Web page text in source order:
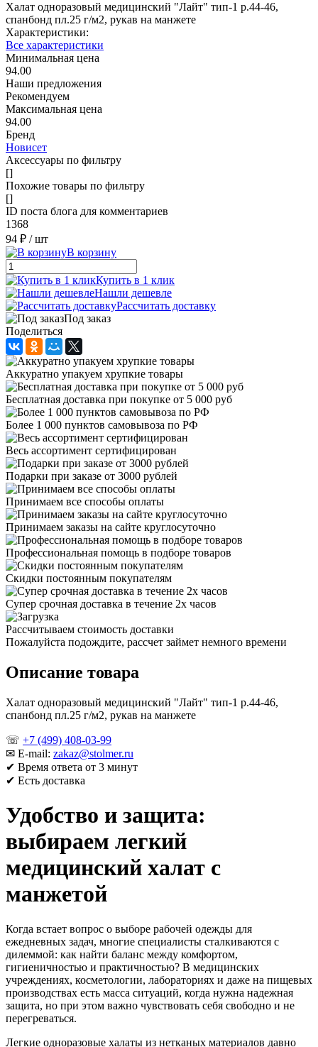
Халат одноразовый медицинский "Лайт" тип-1 р.44-46,
спанбонд пл.25 г/м2, рукав на манжете
Характеристики:
Все характеристики
Минимальная цена
94.00
Наши предложения
Рекомендуем
Максимальная цена
94.00
Бренд
Новисет
Аксессуары по фильтру
[]
Похожие товары по фильтру
[]
ID поста блога для комментариев
1368
94 ₽ / шт
В корзину
Купить в 1 клик
Нашли дешевле
Рассчитать доставку
Под заказ
Поделиться
Аккуратно упакуем хрупкие товары
Бесплатная доставка при покупке от 5 000 руб
Более 1 000 пунктов самовывоза по РФ
Весь ассортимент сертифицирован
Подарки при заказе от 3000 рублей
Принимаем все способы оплаты
Принимаем заказы на сайте круглосуточно
Профессиональная помощь в подборе товаров
Скидки постоянным покупателям
Супер срочная доставка в течение 2х часов
Рассчитываем стоимость доставки
Пожалуйста подождите, рассчет займет немного времени
Описание товара
Халат одноразовый медицинский "Лайт" тип-1 р.44-46,
спанбонд пл.25 г/м2, рукав на манжете
☏ +7 (499) 408-03-99
✉ E-mail: zakaz@stolmer.ru
✔ Время ответа от 3 минут
✔ Есть доставка
Удобство и защита:
выбираем легкий
медицинский халат с
манжетой
Когда встает вопрос о выборе рабочей одежды для
ежедневных задач, многие специалисты сталкиваются с
дилеммой: как найти баланс между комфортом,
гигиеничностью и практичностью? В медицинских
учреждениях, косметологии, лабораториях и даже на пищевых
производствах есть масса ситуаций, когда нужна надежная
защита, но при этом важно чувствовать себя свободно и не
перегреваться.
Легкие одноразовые халаты из нетканых материалов давно